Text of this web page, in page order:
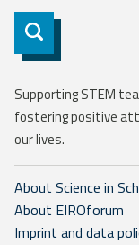
Subscribe
Supporting STEM
fostering positive
our lives.
About Science in
About EIROforum
Imprint and data